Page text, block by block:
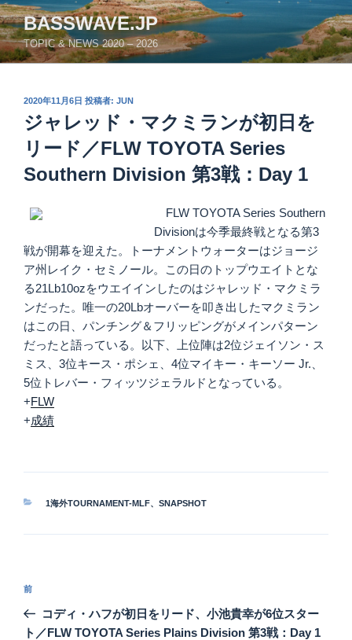
コ
ン
テ
ン
BASSWAVE.JP
TOPIC & NEWS 2020 – 2026
投
稿
日:
2020年11月6日 投稿者: JUN
ジャレッド・マクミランが初日を
リード／FLW TOYOTA Series
Southern Division 第3戦：Day 1
FLW TOYOTA Series Southern
Divisionは今季最終戦となる第3
戦が開幕を迎えた。トーナメントウォーターはジョージ
ア州レイク・セミノール。この日のトップウエイトとな
る21Lb10ozをウエイインしたのはジャレッド・マクミラ
ンだった。唯一の20Lbオーバーを叩き出したマクミラン
はこの日、パンチング＆フリッピングがメインパターン
だったと語っている。以下、上位陣は2位ジェイソン・ス
ミス、3位キース・ポシェ、4位マイキー・キーソー Jr.、
5位トレバー・フィッツジェラルドとなっている。
+FLW
+成績
カ
1海外TOURNAMENT-MLF、 SNAPSHOT
投
ナ
前
の
投
前
コディ・ハフが初日をリード、小池貴幸が6位スター
ト／FLW TOYOTA Series Plains Division 第3戦：Day 1